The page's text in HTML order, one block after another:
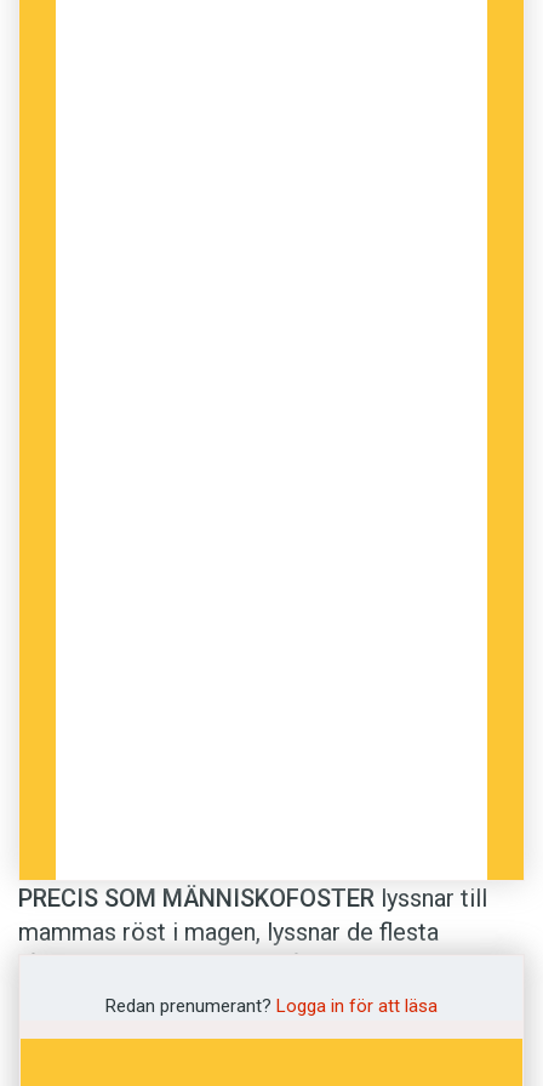
PRECIS SOM MÄNNISKOFOSTER lyssnar till
mammas röst i magen, lyssnar de flesta
fågelsång. Och reagerar på den.
Redan prenumerant? Logga in för att läsa